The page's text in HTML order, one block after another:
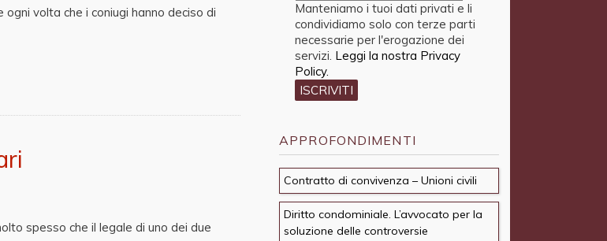
volta che i coniugi hanno deciso di
spesso che il legale di uno dei due
Manteniamo i tuoi dati privati e li
condividiamo solo con terze parti
necessarie per l'erogazione dei
servizi. Leggi la nostra Privacy
Policy.
APPROFONDIMENTI
Contratto di convivenza – Unioni civili
Diritto condominiale. L’avvocato per la
soluzione delle controversie